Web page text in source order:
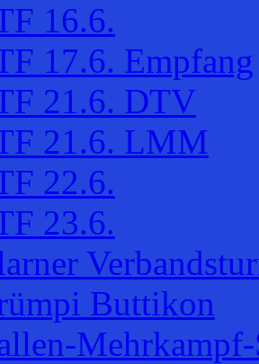
16.6.
17.6. Empfang
21.6. DTV
21.6. LMM
22.6.
23.6.
Buttikon